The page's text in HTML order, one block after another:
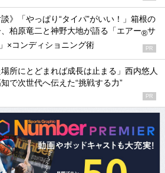
談》「やっぱり“タイパ”がいい！」箱根の
柏原竜二と神野大地が語る「エアー®サ
」×コンディショニング術 PR
場所にとどまれば成長は止まる」西内悠人
で次世代へ伝えた“挑戦する力”
PR